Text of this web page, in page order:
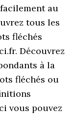
au
tous les
fléchés
Découvrez
à la
fléchés ou
vous pouvez